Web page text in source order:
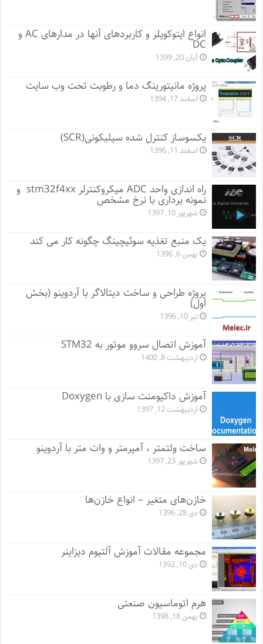
انواع اپتوکوپلر و کاربردهای آنها در مدارهای AC و
DC
آبان 20, 1399
پروژه مانيتورينگ دما و رطوبت تحت وب سایت
اسفند 17, 1394
یکسوساز کنترل شده سیلیکونی(SCR)
اسفند 11, 1396
راه اندازی واحد ADC میکروکنترلر stm32f4xx و
نمونه برداری با نرخ مشخص
شهریور 10, 1397
یک منبع تغذیه سوئیچینگ چگونه کار می کند
بهمن 6, 1396
پروژه طراحی و ساخت دیتالاگر با آردوینو (بخش
اول)
تیر 10, 1396
آموزش اتصال سروو موتور به STM32
اردیبهشت 8, 1400
آموزش داکیومنت سازی با Doxygen
اردیبهشت 12, 1397
ساخت ولتمتر ، آمپرمتر و وات متر با آردوینو
شهریور 23, 1397
خازن‌های متغیر – انواع خازن‌ها
دی 28, 1396
مجموعه مقالات آموزش آلتیوم دیزاینر
دی 10, 1392
هرم اتوماسیون صنعتی
بهمن 18, 1398